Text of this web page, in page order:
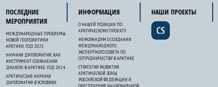
ПОСЛЕДНИЕ
МЕРОПРИЯТИЯ
МЕЖДУНАРОДНЫЕ ПРОБЛЕМЫ
НОВОЙ ГЕОПОЛИТИКИ
АРКТИКИ. ГОД 2025
НАУЧНАЯ ДИПЛОМАТИЯ, КАК
ИНСТРУМЕНТ СОХРАНЕНИЯ
ДИАЛОГА В АРКТИКЕ. ГОД 2024
АРКТИЧЕСКАЯ НАУЧНАЯ
ДИПЛОМАТИЯ В УСЛОВИЯХ
ИНФОРМАЦИЯ
О НАШЕЙ ПОЗИЦИИ ПО
АРКТИЧЕСКОМУ ПРОЕКТУ
МЕМОРАНДУМ О СОЗДАНИИ
МЕЖДУНАРОДНОГО
ЭКСПЕРТНОГО СОВЕТА ПО
СОТРУДНИЧЕСТВУ В АРКТИКЕ
СТРАТЕГИЯ РАЗВИТИЯ
АРКТИЧЕСКОЙ ЗОНЫ
РОССИЙСКОЙ ФЕДЕРАЦИИ И
ОБЕСПЕЧЕНИЯ НАЦИОНАЛЬНОЙ
НАШИ ПРОЕКТЫ
CS